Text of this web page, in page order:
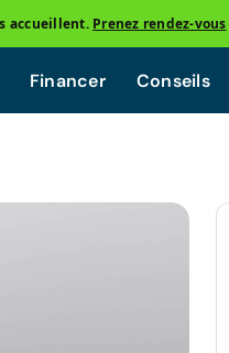
accueillent. Prenez rendez-vous
Financer Conseils